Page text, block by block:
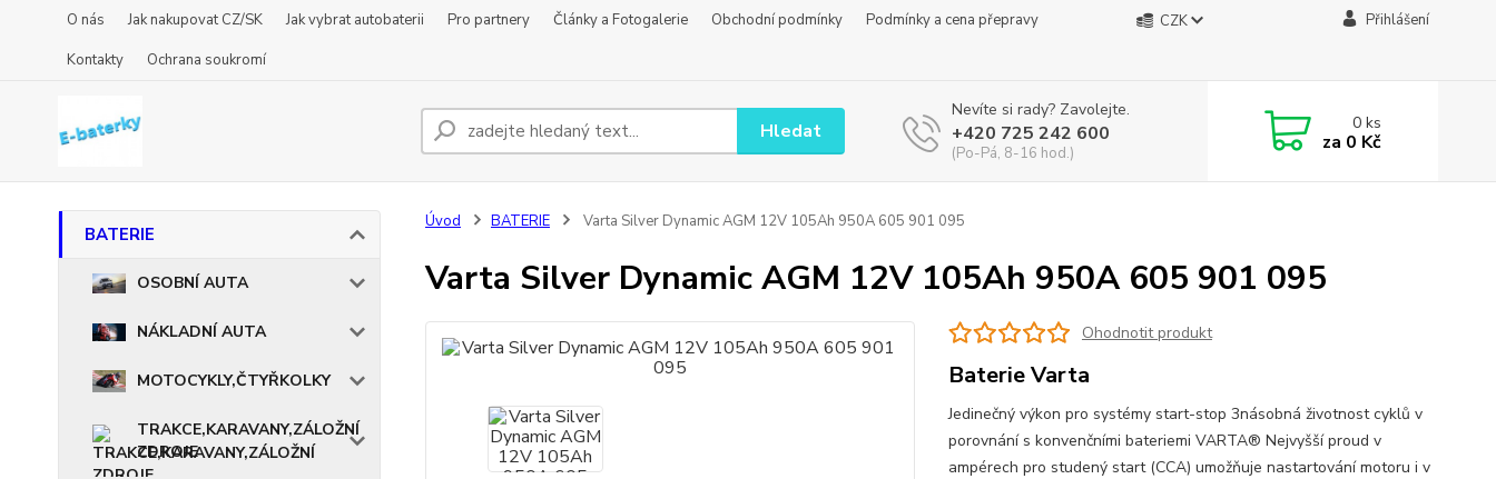
O nás Jak nakupovat CZ/SK Jak vybrat autobaterii Pro partnery Články a Fotogalerie Obchodní podmínky
Podmínky a cena přepravy
Kontakty
Ochrana soukromí
CZK Přihlášení
Hledat
Nevíte si rady? Zavolejte.
+420 725 242 600
(Po-Pá, 8-16 hod.)
0ks
za 0 Kč
BATERIE
OSOBNÍ AUTA
NÁKLADNÍ AUTA
MOTOCYKLY,ČTYŘKOLKY
TRAKCE,KARAVANY,ZÁLOŽNÍ
ZDROJE
Úvod BATERIE Varta Silver Dynamic AGM 12V 105Ah 950A 605 901 095
Varta Silver Dynamic AGM 12V 105Ah 950A 605 901 095
Ohodnotit produkt
Baterie Varta
Jedinečný výkon pro systémy start-stop 3násobná životnost cyklů v
porovnání s konvenčními bateriemi VARTA® Nejvyšší proud v
ampérech pro studený start (CCA) umožňuje nastartování motoru i v